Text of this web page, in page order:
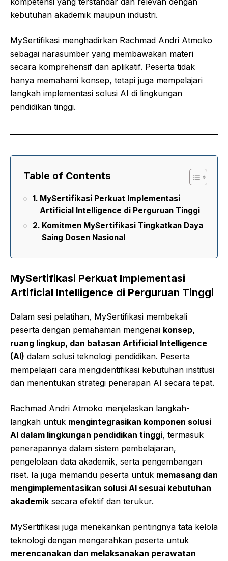
kebutuhan akademik maupun industri.
MySertifikasi menghadirkan Rachmad Andri Atmoko
sebagai narasumber yang membawakan materi
secara komprehensif dan aplikatif. Peserta tidak
hanya memahami konsep, tetapi juga mempelajari
langkah implementasi solusi AI di lingkungan
pendidikan tinggi.
Table of Contents
MySertifikasi Perkuat Implementasi
Artificial Intelligence di Perguruan Tinggi
Komitmen MySertifikasi Tingkatkan Daya
Saing Dosen Nasional
MySertifikasi Perkuat Implementasi
Artificial Intelligence di Perguruan Tinggi
Dalam sesi pelatihan, MySertifikasi membekali
peserta dengan pemahaman mengenai konsep,
ruang lingkup, dan batasan Artificial Intelligence
(AI) dalam solusi teknologi pendidikan. Peserta
mempelajari cara mengidentifikasi kebutuhan institusi
dan menentukan strategi penerapan AI secara tepat.
Rachmad Andri Atmoko menjelaskan langkah-
langkah untuk mengintegrasikan komponen solusi
AI dalam lingkungan pendidikan tinggi, termasuk
penerapannya dalam sistem pembelajaran,
pengelolaan data akademik, serta pengembangan
riset. Ia juga memandu peserta untuk memasang dan
mengimplementasikan solusi AI sesuai kebutuhan
akademik secara efektif dan terukur.
MySertifikasi juga menekankan pentingnya tata kelola
teknologi dengan mengarahkan peserta untuk
merencanakan dan melaksanakan perawatan